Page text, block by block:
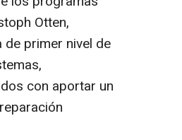
Otten,
primer nivel de
con aportar un